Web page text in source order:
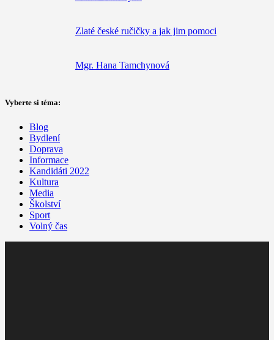
Zlaté české ručičky a jak jim pomoci
Mgr. Hana Tamchynová
Vyberte si téma:
Blog
Bydlení
Doprava
Informace
Kandidáti 2022
Kultura
Media
Školství
Sport
Volný čas